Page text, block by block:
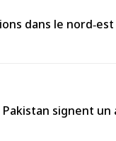
dans le
Pakistan signent